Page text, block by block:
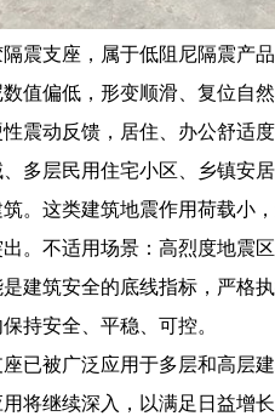
震支座，属于低阻尼隔震产
值偏低，形变顺滑、复位自
震动反馈，居住、办公舒适
多层民用住宅小区、乡镇安
。这类建筑地震作用荷载小
。不适用场景：高烈度地震
建筑安全的底线指标，严格
持安全、平稳、可控。
已被广泛应用于多层和高层
将继续深入，以满足日益增长